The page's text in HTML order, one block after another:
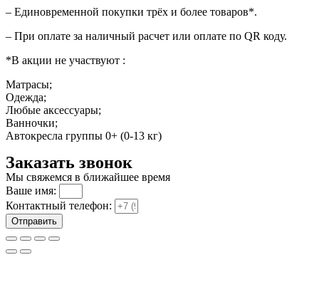
– Единовременной покупки трёх и более товаров*.
– При оплате за наличный расчет или оплате по QR коду.
*В акции не участвуют :
Матрасы;
Одежда;
Любые аксессуары;
Ванночки;
Автокресла группы 0+ (0-13 кг)
Заказать звонок
Мы свяжемся в ближайшее время
Ваше имя:
Контактный телефон:
Отправить